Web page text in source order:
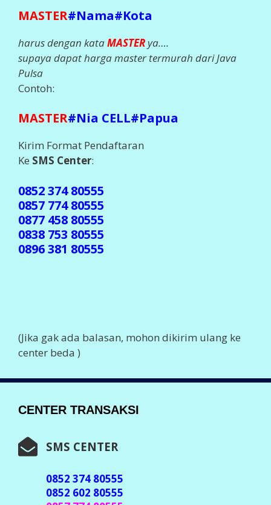
MASTER#Nama#Kota
harus dengan kataMASTER ya….
supaya dapat harga master termurah dari Java
Pulsa
Contoh:
MASTER#Nia CELL#Papua
Kirim Format Pendaftaran
Ke SMS Center:
0852 374 80555
0857 774 80555
0877 458 80555
0838 753 80555
0896 381 80555
(Jika gak ada balasan, mohon dikirim ulang ke
center beda )
CENTER TRANSAKSI
SMS CENTER
0852 374 80555
0852 602 80555